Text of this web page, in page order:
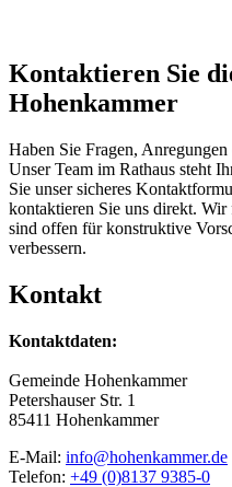
Kontaktieren Sie
Hohenkammer
Haben Sie Fragen,
Unser Team im Rathaus steht
Sie unser sicheres
kontaktieren Sie uns direkt.
sind offen für konstruktive
verbessern.
Kontakt
Kontaktdaten:
Gemeinde Hohenkammer
Petershauser Str. 1
85411 Hohenkammer
E-Mail: info@hohenkammer.de
Telefon: +49 (0)8137 9385-0